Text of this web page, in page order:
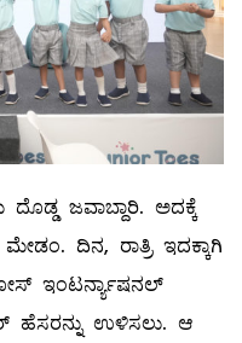
ಜವಾಬ್ದಾರಿ. ಅದಕ್ಕೆ
ದಿನ, ರಾತ್ರಿ ಇದಕ್ಕಾಗಿ
ಇಂಟರ್ನ್ಯಾಷನಲ್
ಹೆಸರನ್ನು ಉಳಿಸಲು. ಆ